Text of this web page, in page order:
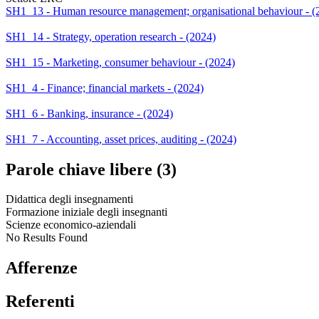
SH1_13 - Human resource management; organisational behaviour -
SH1_14 - Strategy, operation research - (2024)
SH1_15 - Marketing, consumer behaviour - (2024)
SH1_4 - Finance; financial markets - (2024)
SH1_6 - Banking, insurance - (2024)
SH1_7 - Accounting, asset prices, auditing - (2024)
Parole chiave libere (3)
Didattica degli insegnamenti
Formazione iniziale degli insegnanti
Scienze economico-aziendali
No Results Found
Afferenze
Referenti